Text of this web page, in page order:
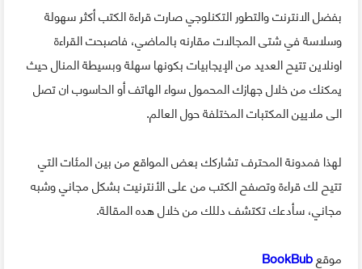
بفضل الانترنت والتطور التكنلوجي صارت قراءة الكتب أكثر سهولة
وسلاسة في شتى المجالات مقارنه بالماضي، فاصبحت القراءة
اونلاين تتيح العديد من الإيجابيات بكونها سهلة وبسيطة المنال حيث
يمكنك من خلال جهازك المحمول سواء الهاتف أو الحاسوب ان تصل
الى ملايين المكتبات المختلفة حول العالم.
لهذا فمدونة المحترف تشاركك بعض المواقع من بين المئات التي
تتيح لك قراءة وتصفح الكتب من على الأنترنيت بشكل مجاني وشبه
مجاني، سأدعك تكتشف دللك من خلال هده المقالة.
موقعBookBub